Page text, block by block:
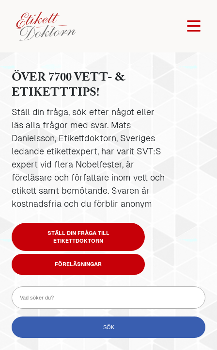
ÖVER 7700 VETT- &
ETIKETTTIPS!
Ställ din fråga, sök efter något eller
läs alla frågor med svar. Mats
Danielsson, Etikettdoktorn, Sveriges
ledande etikettexpert, har varit SVT:S
expert vid flera Nobelfester, är
föreläsare och författare inom vett och
etikett samt bemötande. Svaren är
kostnadsfria och du förblir anonym
STÄLL DIN FRÅGA TILL
ETIKETTDOKTORN
FÖRELÄSNINGAR